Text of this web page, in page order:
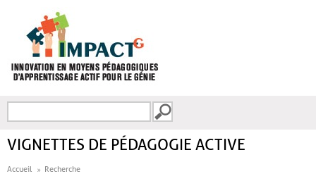
FORMULAIRE DE
VIGNETTES DE PÉDAGOGIE ACTIVE
Accueil Recherche